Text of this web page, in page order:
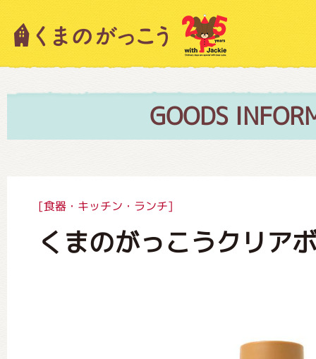
GOODS
[食器・キッチン・ランチ]
くまのがっこうクリア
キャラクター紹介
絵本・作家紹介